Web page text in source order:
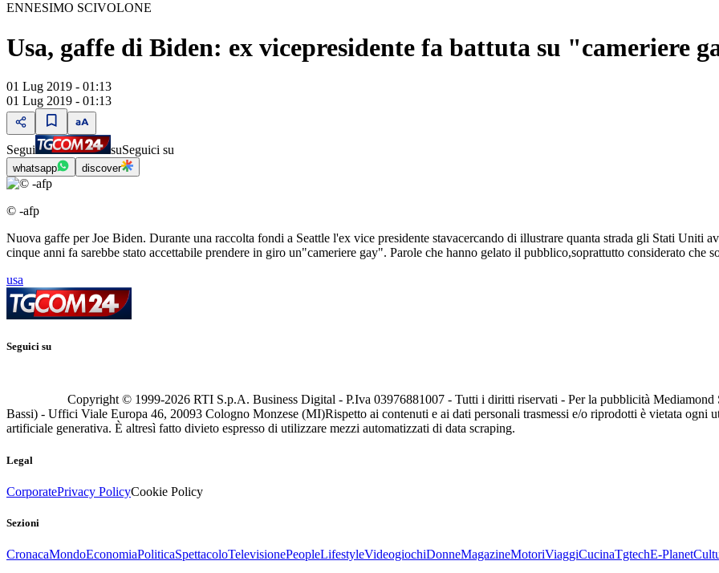
ENNESIMO SCIVOLONE
Usa, gaffe di Biden: ex vicepresidente fa battuta su "cameriere
01 Lug 2019 - 01:13
01 Lug 2019 - 01:13
Segui suSeguici su
whatsapp discover
© -afp
Nuova gaffe per Joe Biden. Durante una raccolta fondi a Seattle l'ex vice presidente stavacercando di illustrare quanta strada gli Stati
cinque anni fa sarebbe stato accettabile prendere in giro un"cameriere gay". Parole che hanno gelato il pubblico,soprattutto considerato che
usa
Seguici su
Copyright © 1999-2026 RTI S.p.A. Business Digital - P.Iva 03976881007 - Tutti i diritti riservati - Per la pubblicità
Bassi) - Uffici Viale Europa 46, 20093 Cologno Monzese (MI)Rispetto ai contenuti e ai dati personali trasmessi e/o riprodotti è vietata ogni
artificiale generativa. È altresì fatto divieto espresso di utilizzare mezzi automatizzati di data scraping.
Legal
CorporatePrivacy PolicyCookie Policy
Sezioni
CronacaMondoEconomiaPoliticaSpettacoloTelevisionePeopleLifestyleVideogiochiDonneMagazineMotoriViaggiCucinaTgtechE-Planet